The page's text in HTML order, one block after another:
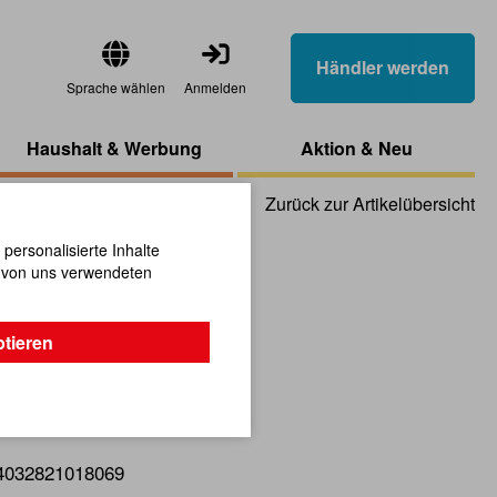
Sprache wählen Anmelden
Händler werden
Haushalt & Werbung Aktion & Neu
Zurück zur Artikelübersicht
1
Inhalte
uns verwendeten